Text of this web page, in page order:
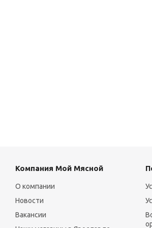
Компания Мой Мясной
О компании
Новости
Вакансии